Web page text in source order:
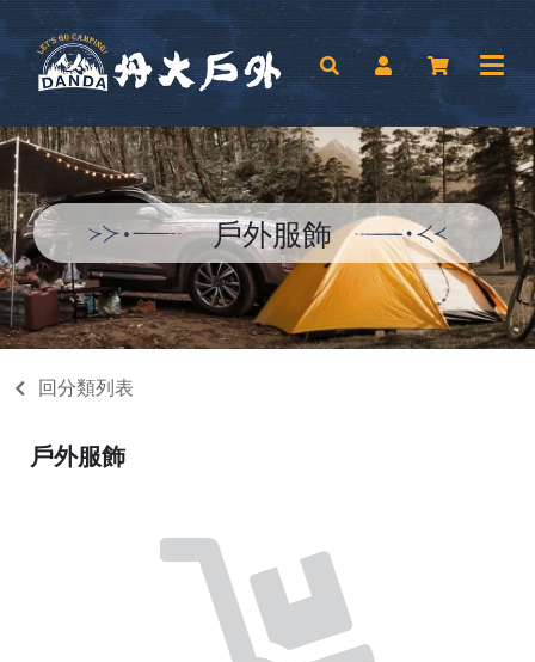
戶外服飾
回分類列表
戶外服飾